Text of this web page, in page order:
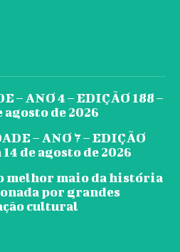
– ANO 4 – EDIÇÃO 188 –
agosto de 2026
– ANO 7 – EDIÇÃO
14 de agosto de 2026
melhor maio da história
por grandes
cultural